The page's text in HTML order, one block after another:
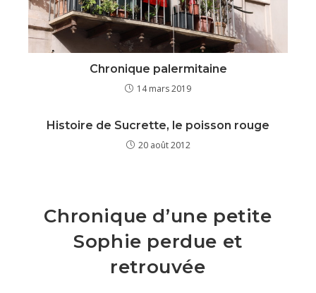
Chronique palermitaine
14 mars 2019
Histoire de Sucrette, le poisson rouge
20 août 2012
Chronique d’une petite
Sophie perdue et
retrouvée